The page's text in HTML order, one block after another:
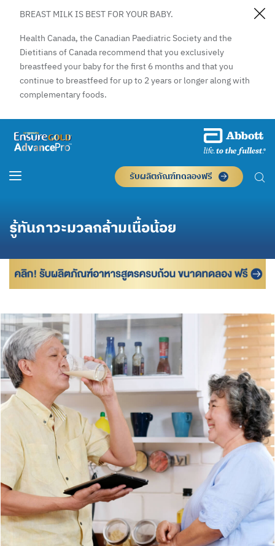
BREAST MILK IS BEST FOR YOUR BABY.
Health Canada, the Canadian Paediatric Society and the
Dietitians of Canada recommend that you exclusively
breastfeed your baby for the first 6 months and that you
continue to breastfeed for up to 2 years or longer along with
complementary foods.
รับผลิตภัณฑ์ทดลองฟรี
รู้ทันภาวะมวลกล้ามเนื้อน้อย